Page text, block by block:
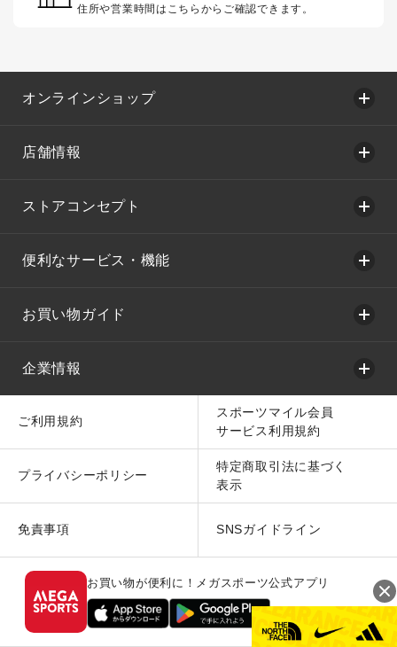
住所や営業時間はこちらからご確認できます。
オンラインショップ
店舗情報
ストアコンセプト
便利なサービス・機能
お買い物ガイド
企業情報
ご利用規約
スポーツマイル会員
サービス利用規約
プライバシーポリシー
特定商取引法に基づく
表示
免責事項 SNSガイドライン
お買い物が便利に！メガスポーツ公式アプリ